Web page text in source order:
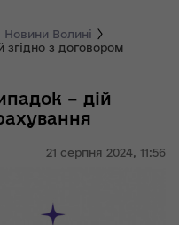
Новини Волині
згідно з договором
21 серпня 2024, 11:56
– дій